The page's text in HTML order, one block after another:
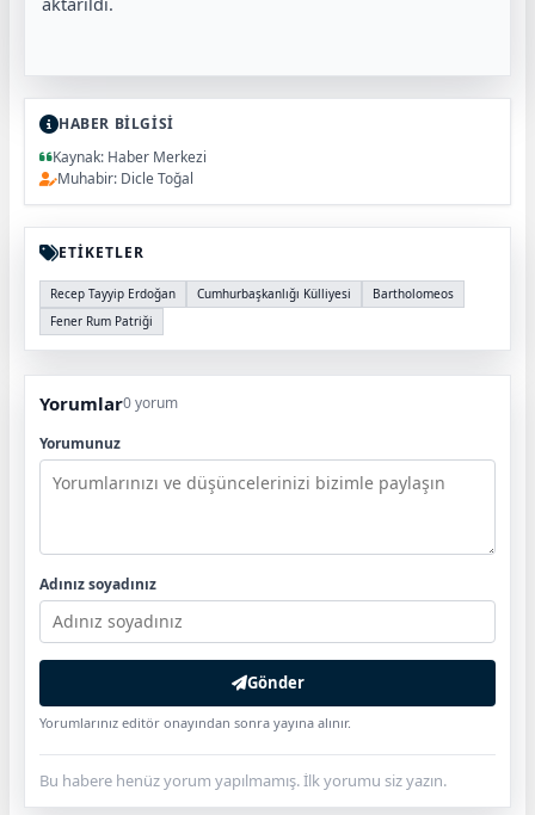
HABER BİLGİSİ
Kaynak: Haber Merkezi
Muhabir: Dicle Toğal
ETİKETLER
Recep Tayyip Erdoğan Cumhurbaşkanlığı Külliyesi
Bartholomeos
Fener Rum Patriği
Yorumlar0 yorum
Yorumunuz
Adınız soyadınız
Gönder
Yorumlarınız editör onayından sonra yayına alınır.
Bu habere henüz yorum yapılmamış. İlk yorumu siz yazın.